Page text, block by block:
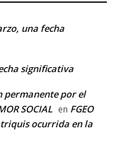
una fecha
significativa
permanente por el
SOCIAL en FGEO
ocurrida en la